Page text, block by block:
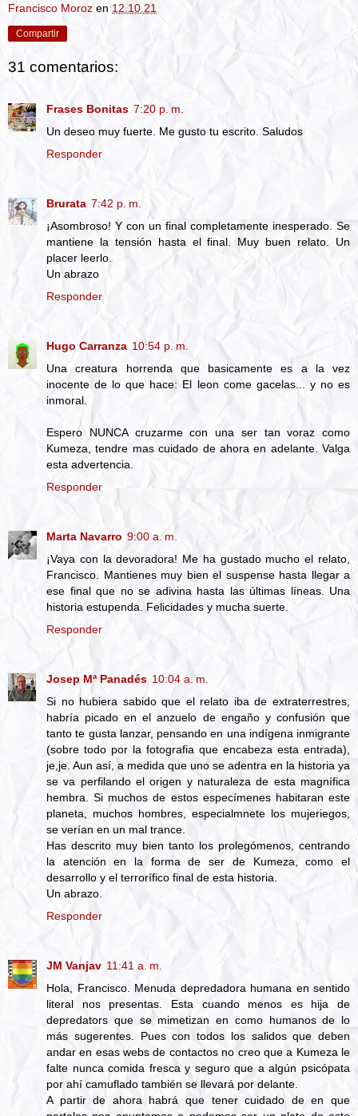
Francisco Moroz en 12.10.21
Compartir
31 comentarios:
Frases Bonitas 7:20 p. m.
Un deseo muy fuerte. Me gusto tu escrito. Saludos
Responder
Brurata 7:42 p. m.
¡Asombroso! Y con un final completamente inesperado. Se
mantiene la tensión hasta el final. Muy buen relato. Un
placer leerlo.
Un abrazo
Responder
Hugo Carranza 10:54 p. m.
Una creatura horrenda que basicamente es a la vez
inocente de lo que hace: El leon come gacelas... y no es
inmoral.
Espero NUNCA cruzarme con una ser tan voraz como
Kumeza, tendre mas cuidado de ahora en adelante. Valga
esta advertencia.
Responder
Marta Navarro 9:00 a. m.
¡Vaya con la devoradora! Me ha gustado mucho el relato,
Francisco. Mantienes muy bien el suspense hasta llegar a
ese final que no se adivina hasta las últimas líneas. Una
historia estupenda. Felicidades y mucha suerte.
Responder
Josep Mª Panadés 10:04 a. m.
Si no hubiera sabido que el relato iba de extraterrestres,
habría picado en el anzuelo de engaño y confusión que
tanto te gusta lanzar, pensando en una indígena inmigrante
(sobre todo por la fotografia que encabeza esta entrada),
je,je. Aun así, a medida que uno se adentra en la historia ya
se va perfilando el origen y naturaleza de esta magnífica
hembra. Si muchos de estos especímenes habitaran este
planeta, muchos hombres, especialmnete los mujeriegos,
se verían en un mal trance.
Has descrito muy bien tanto los prolegómenos, centrando
la atención en la forma de ser de Kumeza, como el
desarrollo y el terrorífico final de esta historia.
Un abrazo.
Responder
JM Vanjav 11:41 a. m.
Hola, Francisco. Menuda depredadora humana en sentido
literal nos presentas. Esta cuando menos es hija de
depredators que se mimetizan en como humanos de lo
más sugerentes. Pues con todos los salidos que deben
andar en esas webs de contactos no creo que a Kumeza le
falte nunca comida fresca y seguro que a algún psicópata
por ahí camuflado también se llevará por delante.
A partir de ahora habrá que tener cuidado de en que